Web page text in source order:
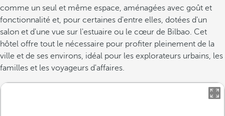
comme un seul et même espace, aménagées avec goût et
fonctionnalité et, pour certaines d'entre elles, dotées d'un
salon et d'une vue sur l'estuaire ou le cœur de Bilbao. Cet
hôtel offre tout le nécessaire pour profiter pleinement de la
ville et de ses environs, idéal pour les explorateurs urbains, les
familles et les voyageurs d'affaires.